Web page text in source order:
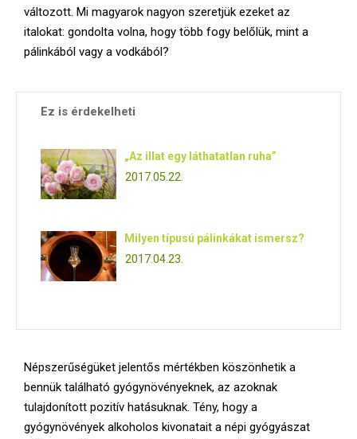
változott. Mi magyarok nagyon szeretjük ezeket az
italokat: gondolta volna, hogy több fogy belőlük, mint a
pálinkából vagy a vodkából?
Ez is érdekelheti
„Az illat egy láthatatlan ruha”
2017.05.22.
Milyen típusú pálinkákat ismersz?
2017.04.23.
Népszerűségüket jelentős mértékben köszönhetik a
bennük található gyógynövényeknek, az azoknak
tulajdonított pozitív hatásuknak. Tény, hogy a
gyógynövények alkoholos kivonatait a népi gyógyászat